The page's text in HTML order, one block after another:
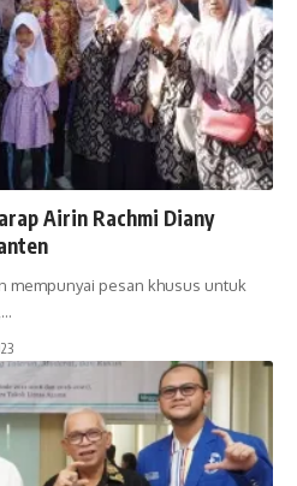
Airin Rachmi Diany
mempunyai pesan khusus untuk